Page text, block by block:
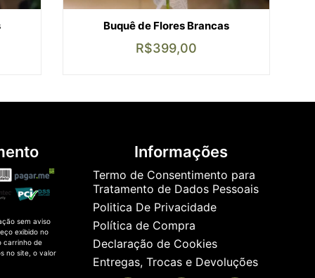
Buquê de Flores Brancas
R$399,00
sem aviso
exibido no
carrinho de
no site, o valor
Informações
Termo de Consentimento para
Tratamento de Dados Pessoais
Politica De Privacidade
Política de Compra
Declaração de Cookies
Entregas, Trocas e Devoluções